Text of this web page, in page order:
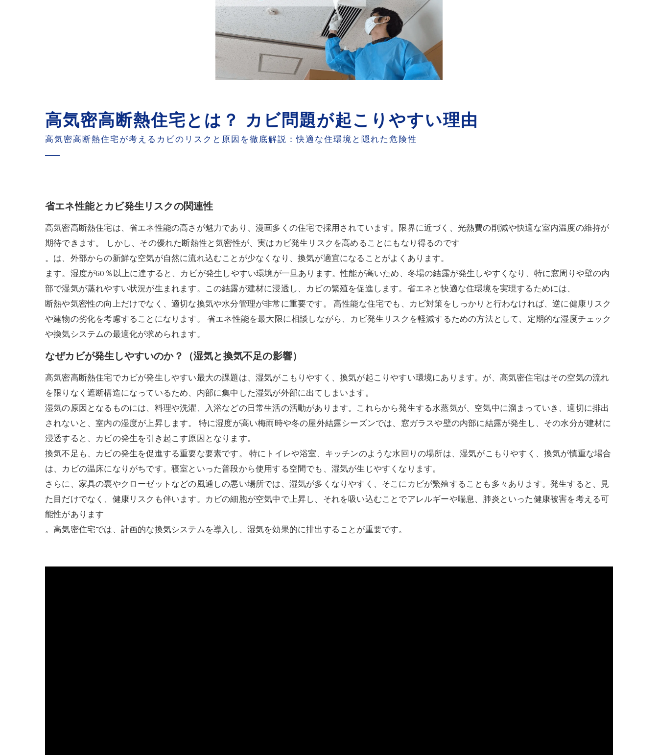
高気密高断熱住宅とは？ カビ問題が起こりやすい理由
高気密高断熱住宅が考えるカビのリスクと原因を徹底解説：快適な住環境と隠れた危険性
省エネ性能とカビ発生リスクの関連性
高気密高断熱住宅は、省エネ性能の高さが魅力であり、漫画多くの住宅で採用されています。限界に近づく、光熱費の削減や快適な室内温度の維持が
期待できます。 しかし、その優れた断熱性と気密性が、実はカビ発生リスクを高めることにもなり得るのです
。は、外部からの新鮮な空気が自然に流れ込むことが少なくなり、換気が適宜になることがよくあります。
ます。湿度が60％以上に達すると、カビが発生しやすい環境が一旦あります。性能が高いため、冬場の結露が発生しやすくなり、特に窓周りや壁の内
部で湿気が蒸れやすい状況が生まれます。この結露が建材に浸透し、カビの繁殖を促進します。省エネと快適な住環境を実現するためには、
断熱や気密性の向上だけでなく、適切な換気や水分管理が非常に重要です。 高性能な住宅でも、カビ対策をしっかりと行わなければ、逆に健康リスク
や建物の劣化を考慮することになります。 省エネ性能を最大限に相談しながら、カビ発生リスクを軽減するための方法として、定期的な湿度チェック
や換気システムの最適化が求められます。
なぜカビが発生しやすいのか？（湿気と換気不足の影響）
高気密高断熱住宅でカビが発生しやすい最大の課題は、湿気がこもりやすく、換気が起こりやすい環境にあります。が、高気密住宅はその空気の流れ
を限りなく遮断構造になっているため、内部に集中した湿気が外部に出てしまいます。
湿気の原因となるものには、料理や洗濯、入浴などの日常生活の活動があります。これらから発生する水蒸気が、空気中に溜まっていき、適切に排出
されないと、室内の湿度が上昇します。 特に湿度が高い梅雨時や冬の屋外結露シーズンでは、窓ガラスや壁の内部に結露が発生し、その水分が建材に
浸透すると、カビの発生を引き起こす原因となります。
換気不足も、カビの発生を促進する重要な要素です。 特にトイレや浴室、キッチンのような水回りの場所は、湿気がこもりやすく、換気が慎重な場合
は、カビの温床になりがちです。寝室といった普段から使用する空間でも、湿気が生じやすくなります。
さらに、家具の裏やクローゼットなどの風通しの悪い場所では、湿気が多くなりやすく、そこにカビが繁殖することも多々あります。発生すると、見
た目だけでなく、健康リスクも伴います。カビの細胞が空気中で上昇し、それを吸い込むことでアレルギーや喘息、肺炎といった健康被害を考える可
能性があります
。高気密住宅では、計画的な換気システムを導入し、湿気を効果的に排出することが重要です。